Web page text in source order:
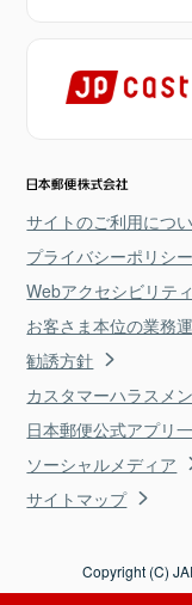
サイトのご利用につ
プライバシーポリシー
Webアクセシビリテ
お客さま本位の業務
勧誘方針
カスタマーハラスメ
日本郵便公式アプリ
ソーシャルメディア
サイトマップ
Copyright (C)